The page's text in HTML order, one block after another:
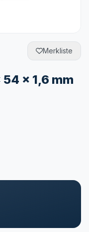
Merkliste
x 1,6 mm